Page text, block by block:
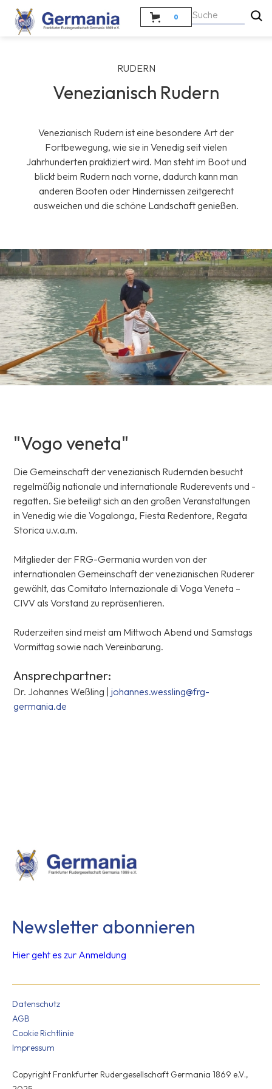
0
RUDERN
Venezianisch Rudern
Venezianisch Rudern ist eine besondere Art der
Fortbewegung, wie sie in Venedig seit vielen
Jahrhunderten praktiziert wird. Man steht im Boot und
blickt beim Rudern nach vorne, dadurch kann man
anderen Booten oder Hindernissen zeitgerecht
ausweichen und die schöne Landschaft genießen.
"Vogo veneta"
Die Gemeinschaft der venezianisch Rudernden besucht
regelmäßig nationale und internationale Ruderevents und -
regatten. Sie beteiligt sich an den großen Veranstaltungen
in Venedig wie die Vogalonga, Fiesta Redentore, Regata
Storica u.v.a.m.
Mitglieder der FRG-Germania wurden von der
internationalen Gemeinschaft der venezianischen Ruderer
gewählt, das Comitato Internazionale di Voga Veneta –
CIVV als Vorstand zu repräsentieren.
Ruderzeiten sind meist am Mittwoch Abend und Samstags
Vormittag sowie nach Vereinbarung.
Ansprechpartner:
Dr. Johannes Weßling |johannes.wessling@frg-
germania.de
Newsletter abonnieren
Hier geht es zur Anmeldung
Datenschutz
AGB
Cookie Richtlinie
Impressum
Copyright Frankfurter Rudergesellschaft Germania 1869 e.V.,